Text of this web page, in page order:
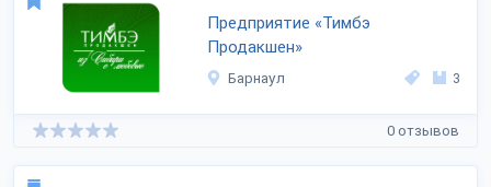
Предприятие «Тимбэ
Продакшен»
Барнаул 3
0 отзывов